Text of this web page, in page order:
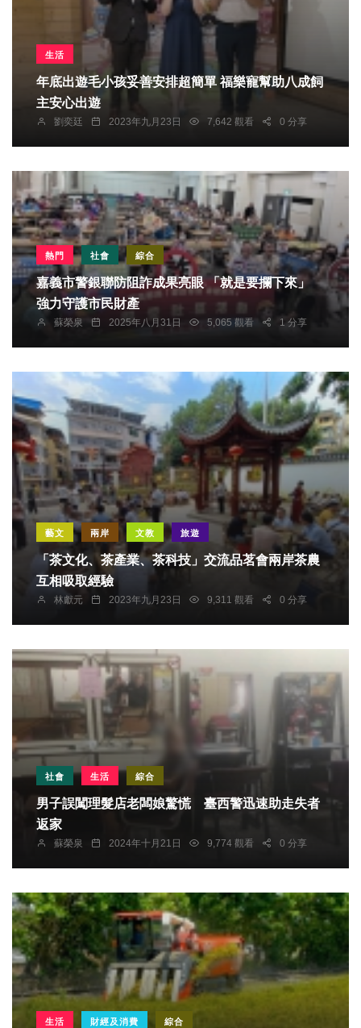
生活
年底出遊毛小孩妥善安排超簡單 福樂寵幫助八成飼
主安心出遊
劉奕廷 2023年九月23日 7,642 觀看 0 分享
熱門 社會 綜合
嘉義市警銀聯防阻詐成果亮眼 「就是要攔下來」
強力守護市民財產
蘇榮泉 2025年八月31日 5,065 觀看 1 分享
藝文 兩岸 文教 旅遊
「茶文化、茶產業、茶科技」交流品茗會兩岸茶農
互相吸取經驗
林獻元 2023年九月23日 9,311 觀看 0 分享
社會 生活 綜合
男子誤闖理髮店老闆娘驚慌 臺西警迅速助走失者
返家
蘇榮泉 2024年十月21日 9,774 觀看 0 分享
生活 財經及消費 綜合